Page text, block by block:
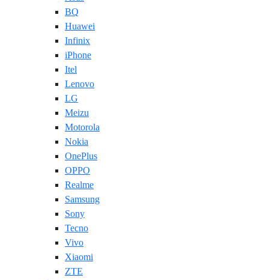
BQ
Huawei
Infinix
iPhone
Itel
Lenovo
LG
Meizu
Motorola
Nokia
OnePlus
OPPO
Realme
Samsung
Sony
Tecno
Vivo
Xiaomi
ZTE